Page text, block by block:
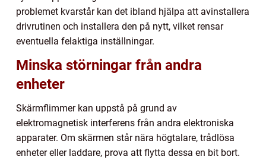
problemet kvarstår kan det ibland hjälpa att avinstallera
drivrutinen och installera den på nytt, vilket rensar
eventuella felaktiga inställningar.
Minska störningar från andra
enheter
Skärmflimmer kan uppstå på grund av
elektromagnetisk interferens från andra elektroniska
apparater. Om skärmen står nära högtalare, trådlösa
enheter eller laddare, prova att flytta dessa en bit bort.